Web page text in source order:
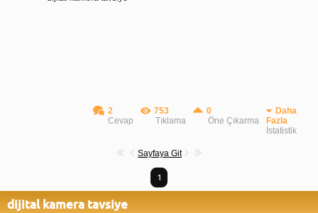
2
Cevap
753
Tıklama
0
Öne Çıkarma
Daha
Fazla
İstatistik
Sayfaya Git
1
dijital kamera tavsiye